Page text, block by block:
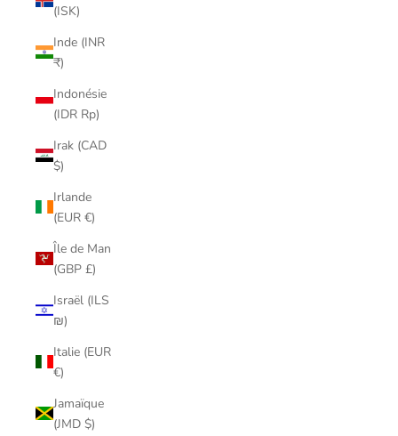
(ISK)
Inde (INR
₹)
Indonésie
(IDR Rp)
Irak (CAD
$)
Irlande
(EUR €)
Île de Man
(GBP £)
Israël (ILS
₪)
Italie (EUR
€)
Jamaïque
(JMD $)